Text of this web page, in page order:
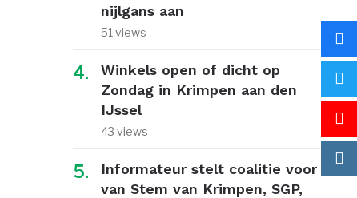
nijlgans aan
51 views
Winkels open of dicht op
Zondag in Krimpen aan den
IJssel
43 views
Informateur stelt coalitie voor
van Stem van Krimpen, SGP,